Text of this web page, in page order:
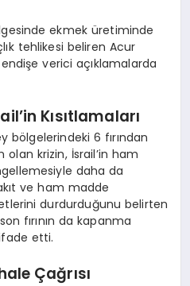
ekmek üretiminde
tehlikesi beliren Acur
endişe verici açıklamalarda
Kısıtlamaları
bölgelerindeki 6 fırından
olan krizin, İsrail’in ham
daha da
ve ham madde
durdurduğunu belirten
fırının da kapanma
etti.
Çağrısı